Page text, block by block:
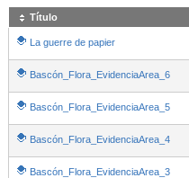
Título
La guerre de papier
Bascón_Flora_EvidenciaArea_6
Bascón_Flora_EvidenciaArea_5
Bascón_Flora_EvidenciaArea_4
Bascón_Flora_EvidenciaArea_3